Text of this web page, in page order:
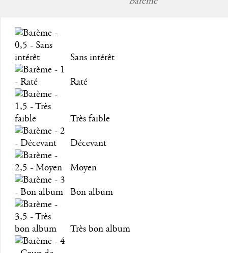
Sans intérêt
Raté
Très faible
Décevant
Moyen
Bon album
Très bon album